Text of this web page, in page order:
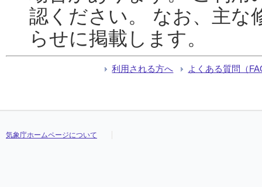
認ください。 なお、主な
らせに掲載します。
利用される方へ よくある質問（
気象庁ホームページについて